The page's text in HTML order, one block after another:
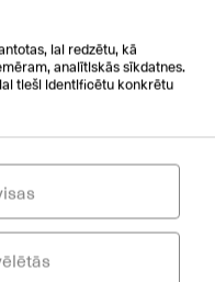
centra
lielu
klientu
lai redzētu, kā
analītiskās sīkdatnes.
tieši identificētu konkrētu